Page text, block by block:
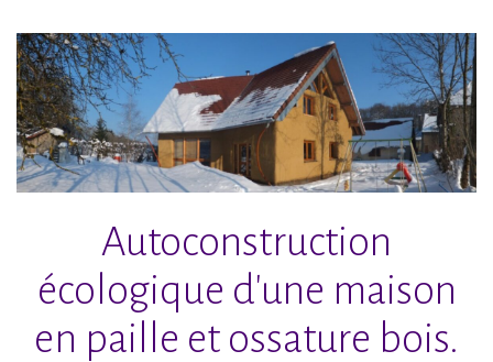
Accéder
au
contenu
principal
Autoconstruction
écologique d'une maison
en paille et ossature bois.